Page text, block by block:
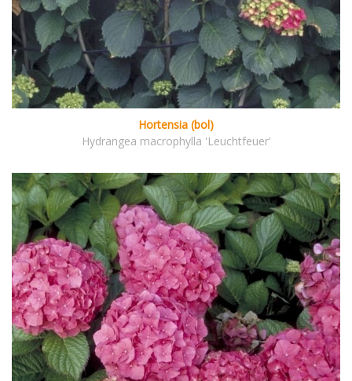
Hortensia (bol)
Hydrangea macrophylla 'Leuchtfeuer'